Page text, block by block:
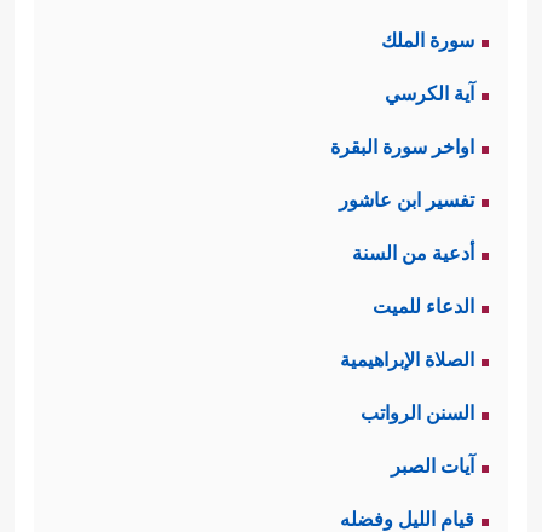
سورة الملك
آية الكرسي
اواخر سورة البقرة
تفسير ابن عاشور
أدعية من السنة
الدعاء للميت
الصلاة الإبراهيمية
السنن الرواتب
آيات الصبر
قيام الليل وفضله